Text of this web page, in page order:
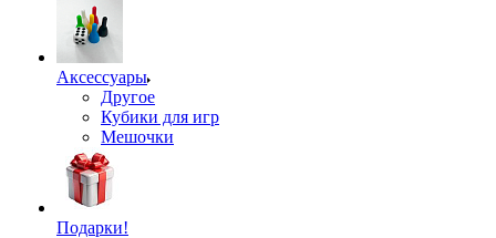
Аксессуары
Другое
Кубики для игр
Мешочки
Подарки!